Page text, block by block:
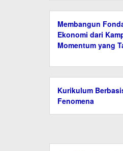
Membangun
Ekonomi dari
Momentum yang
Kurikulum
Fenomena